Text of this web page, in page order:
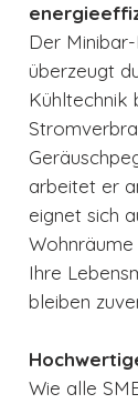
Der
überzeugt
Kühltechnik
arbeitet er
eignet sich
Ihre
bleiben
Wie alle